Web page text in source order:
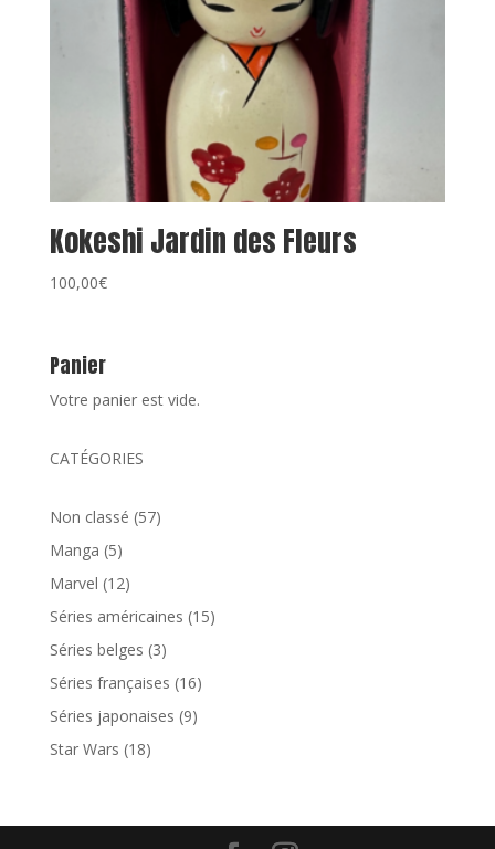
Kokeshi Jardin des Fleurs
100,00€
Panier
Votre panier est vide.
CATÉGORIES
Non classé 5757
Manga 55
produits
Marvel 1212
produits
Séries américaines 1515
Séries belges 33
produits
Séries françaises 1616
produits
Séries japonaises 99
Star Wars 1818